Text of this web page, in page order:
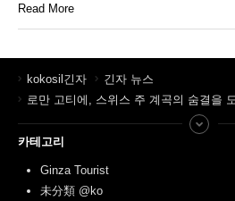
Read More
kokosil긴자
긴자 뉴스
로만 고티에, 스위스 주 계곡의 숨결을
카테고리
Ginza Tourist
未分類 @ko